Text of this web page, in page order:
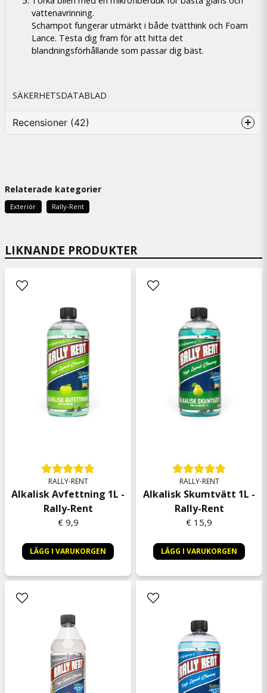
vattenavrinning.
Schampot fungerar utmärkt i både tvätthink och Foam
Lance. Testa dig fram för att hitta det
blandningsförhållande som passar dig bäst.
SÄKERHETSDATABLAD
Recensioner (42)
Lars Johnny Roberth
1 viikko sitten
mycket bra och bra resultat
1 kuukausi sitten
3 kuukautta sitten
3 kuukautta sitten
Pettersson
4 kuukautta sitten
5 kuukautta sitten
Anonym
7 kuukautta sitten
LIKNANDE PRODUKTER
RALLY-RENT
Alkalisk Avfettning 1L -
Rally-Rent
€ 9,9
LÄGG I VARUKORGEN
RALLY-RENT
Alkalisk Skumtvätt 1L -
Rally-Rent
€ 15,9
LÄGG I VARUKORGEN
Relaterade kategorier
Exteriör Rally-Rent